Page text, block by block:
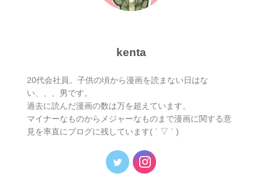
kenta
20代会社員。子供の頃から漫画を読まない日はな
い、、、男です。
過去に読んだ漫画の数は万を超えています。
マイナーなものからメジャーなものまで漫画に関する意
見を率直にブログに残しています( ´ ▽ ` )